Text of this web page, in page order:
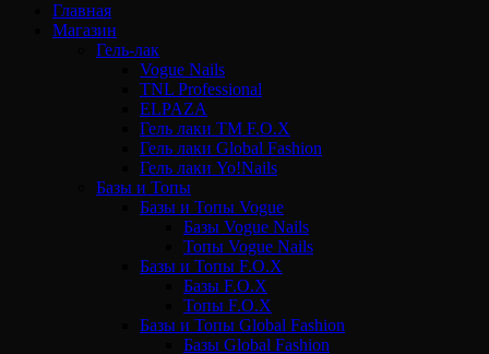
Главная
Магазин
Гель-лак
Vogue Nails
TNL Professional
ELPAZA
Гель лаки ТМ F.O.X
Гель лаки Global Fashion
Гель лаки Yo!Nails
Базы и Топы
Базы и Топы Vogue
Базы Vogue Nails
Топы Vogue Nails
Базы и Топы F.O.X
Базы F.O.X
Топы F.O.X
Базы и Топы Global Fashion
Базы Global Fashion